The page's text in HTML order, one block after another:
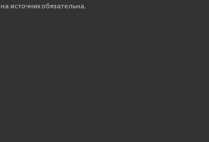
источник обязательна.